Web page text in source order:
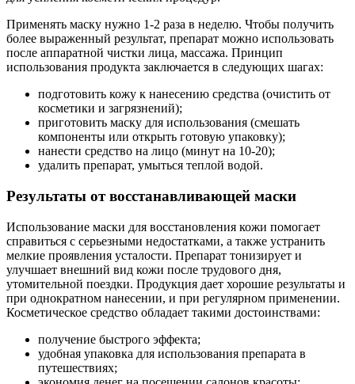
Применять маску нужно 1-2 раза в неделю. Чтобы получить
более выраженный результат, препарат можно использовать
после аппаратной чистки лица, массажа. Принцип
использования продукта заключается в следующих шагах:
подготовить кожу к нанесению средства (очистить от
косметики и загрязнений);
приготовить маску для использования (смешать
компоненты или открыть готовую упаковку);
нанести средство на лицо (минут на 10-20);
удалить препарат, умыться теплой водой.
Результаты от восстанавливающей маски
Использование маски для восстановления кожи помогает
справиться с серьезными недостатками, а также устранить
мелкие проявления усталости. Препарат тонизирует и
улучшает внешний вид кожи после трудового дня,
утомительной поездки. Продукция дает хорошие результаты и
при однократном нанесении, и при регулярном применении.
Косметическое средство обладает такими достоинствами:
получение быстрого эффекта;
удобная упаковка для использования препарата в
путешествиях;